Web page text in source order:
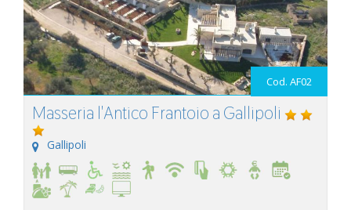
Cod. AF02
Masseria l'Antico Frantoio a Gallipoli
Gallipoli